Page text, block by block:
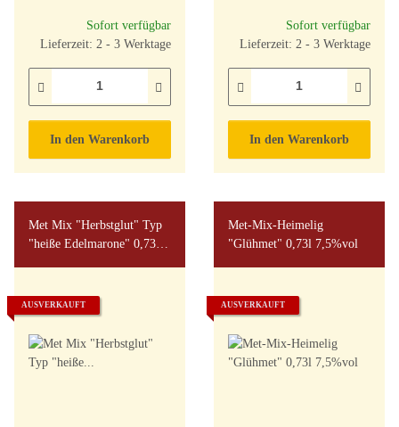
Sofort verfügbar
Lieferzeit: 2 - 3 Werktage
In den Warenkorb
Sofort verfügbar
Lieferzeit: 2 - 3 Werktage
In den Warenkorb
Met Mix "Herbstglut" Typ
"heiße Edelmarone" 0,73l
AUSVERKAUFT
Met-Mix-Heimelig
"Glühmet" 0,73l 7,5%vol
AUSVERKAUFT